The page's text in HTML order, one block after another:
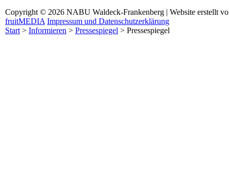
Copyright © 2026 NABU Waldeck-Frankenberg | Website erstellt
fruitMEDIA Impressum und Datenschutzerklärung
Start> Informieren > Pressespiegel > Pressespiegel